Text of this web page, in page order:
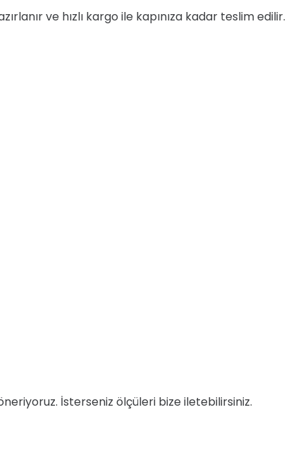
ve hızlı kargo ile kapınıza kadar teslim
İsterseniz ölçüleri bize iletebilirsiniz.